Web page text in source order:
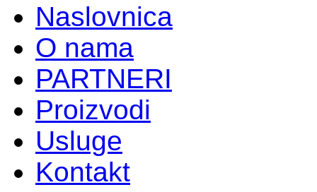
Naslovnica
O nama
PARTNERI
Proizvodi
Usluge
Kontakt